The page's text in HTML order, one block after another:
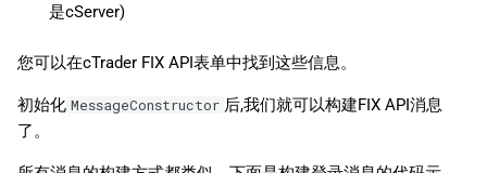
是cServer)
您可以在cTrader FIX API表单中找到这些信息。
初始化 MessageConstructor 后,我们就可以构建FIX API消息
了。